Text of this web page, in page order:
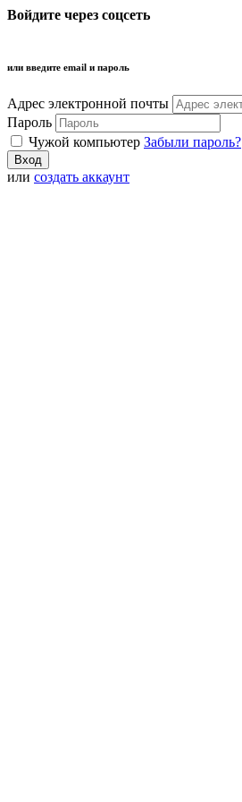
Войдите через соцсеть
или введите email и пароль
Адрес электронной почты
Пароль
Чужой компьютер Забыли пароль?
или создать аккаунт